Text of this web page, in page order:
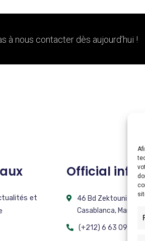
à nous contacter dès aujourd’hui !
et
Official info:
46 Bd Zektouni
Casablanca, Maroc
(+212) 6 63 09 19 13